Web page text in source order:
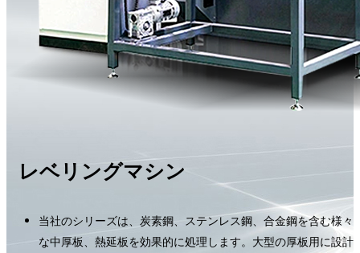
レベリングマシン
当社のシリーズは、炭素鋼、ステンレス鋼、合金鋼を含む様々
な中厚板、熱延板を効果的に処理します。大型の厚板用に設計